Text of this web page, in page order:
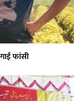
फांसी